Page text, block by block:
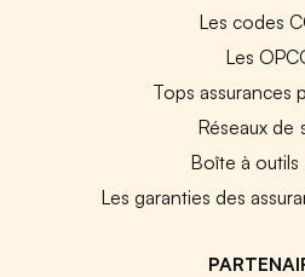
Les codes
Les
Tops assurances
Réseaux de
Boîte à outils
Les garanties des